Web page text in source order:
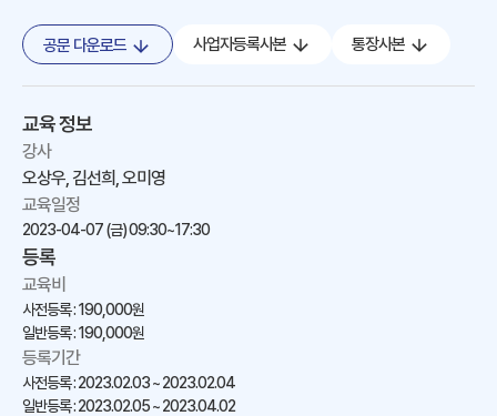
상담도구
교육 워크숍
단체검사
교육 정보
강사
오상우, 김선희, 오미영
교육일정
2023-04-07 (금)09:30~17:30
등록
교육비
사전등록 : 190,000원
일반등록 : 190,000원
등록기간
사전등록 : 2023.02.03 ~ 2023.02.04
일반등록 : 2023.02.05 ~ 2023.04.02
공문 다운로드 사업자등록사본 통장사본